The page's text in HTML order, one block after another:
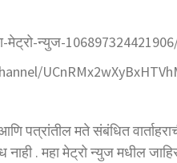
न्युज-
पत्रांतील मते संबंधित
. महा मेट्रो न्युज मधील